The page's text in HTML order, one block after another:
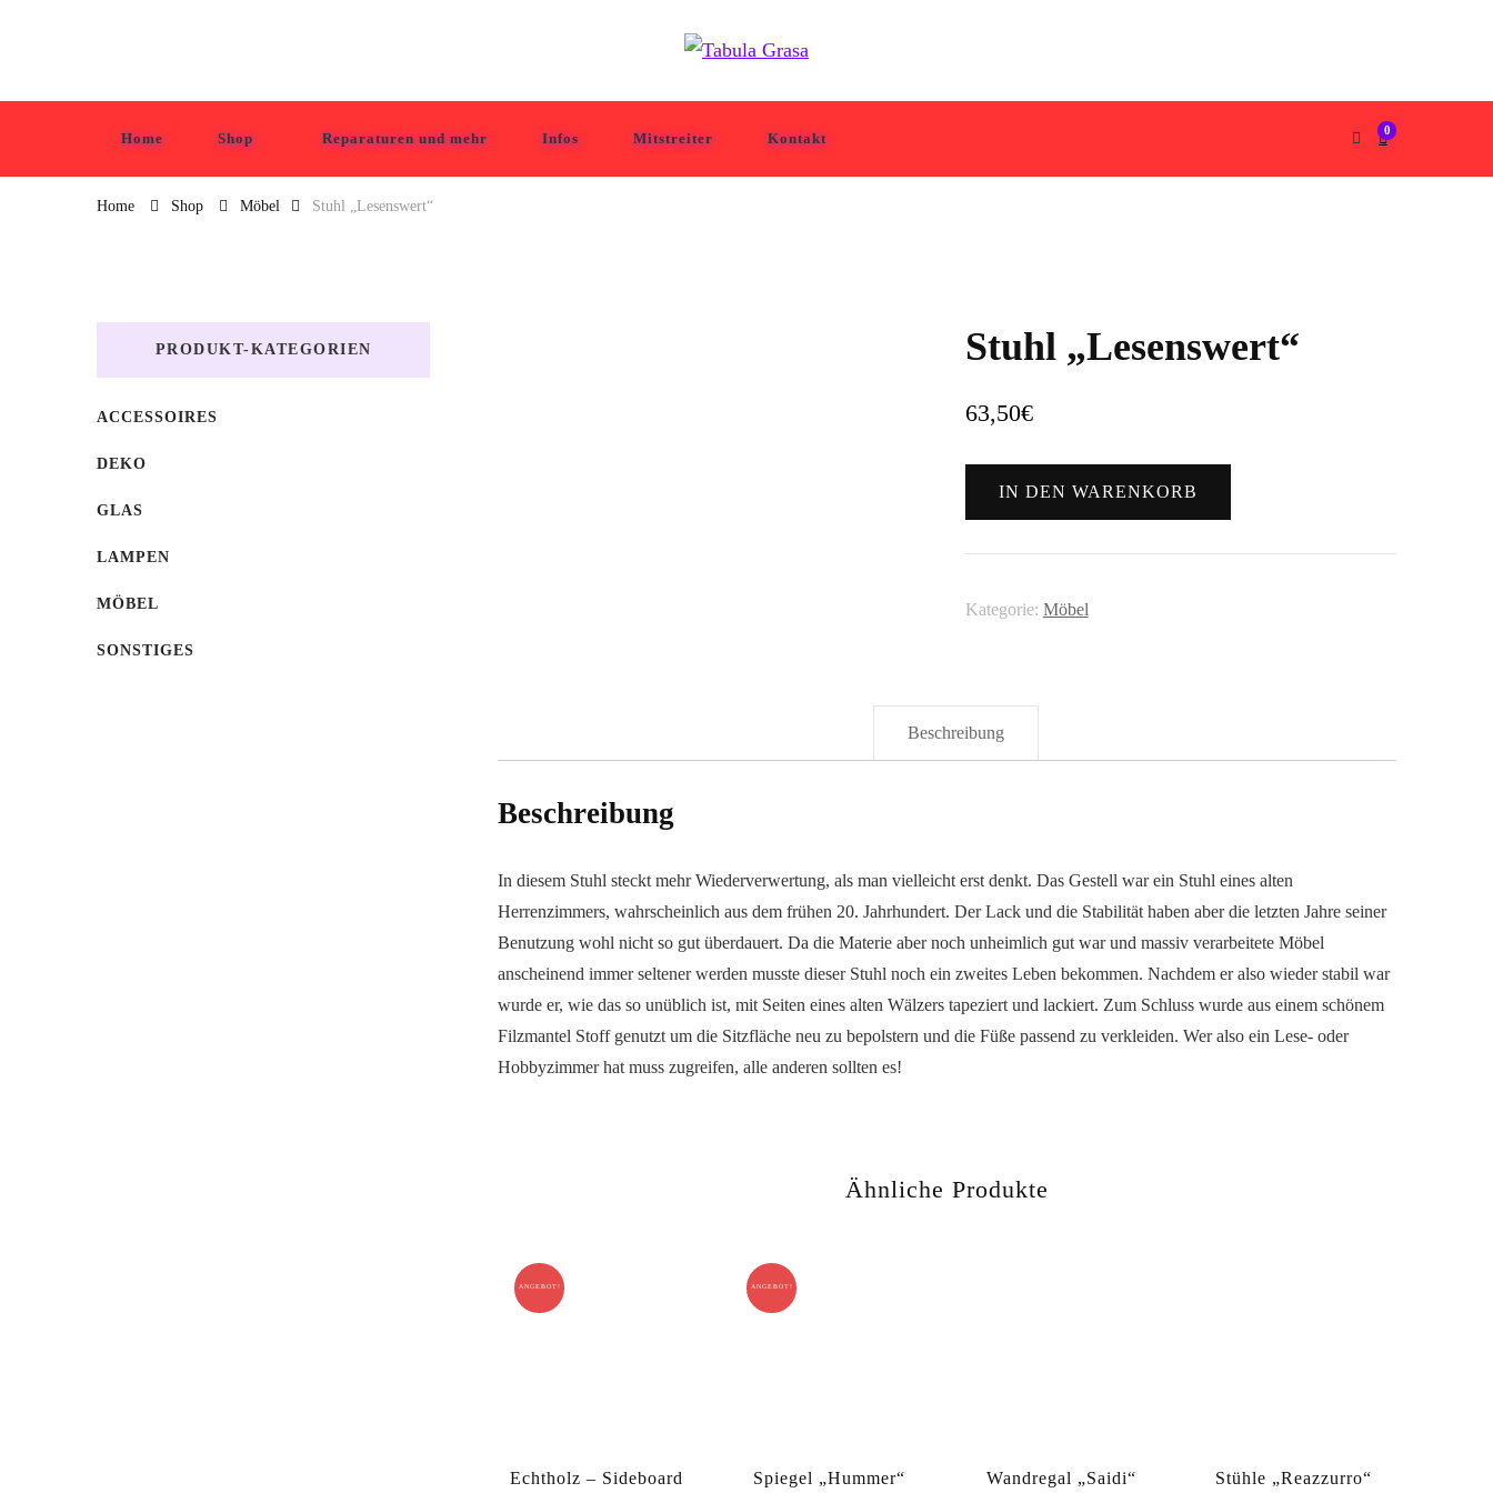
Tabula Grasa
Home Shop Reparaturen und mehr Infos Mitstreiter Kontakt 0
Home Shop Möbel Stuhl „Lesenswert“
Stuhl „Lesenswert“
63,50€
Stuhl
"Lesenswert"
IN DEN WARENKORB
Kategorie: Möbel
Beschreibung
Beschreibung
In diesem Stuhl steckt mehr Wiederverwertung, als man vielleicht erst denkt. Das Gestell war ein Stuhl eines alten
Herrenzimmers, wahrscheinlich aus dem frühen 20. Jahrhundert. Der Lack und die Stabilität haben aber die letzten Jahre seiner
Benutzung wohl nicht so gut überdauert. Da die Materie aber noch unheimlich gut war und massiv verarbeitete Möbel
anscheinend immer seltener werden musste dieser Stuhl noch ein zweites Leben bekommen. Nachdem er also wieder stabil war
wurde er, wie das so unüblich ist, mit Seiten eines alten Wälzers tapeziert und lackiert. Zum Schluss wurde aus einem schönem
Filzmantel Stoff genutzt um die Sitzfläche neu zu bepolstern und die Füße passend zu verkleiden. Wer also ein Lese- oder
Hobbyzimmer hat muss zugreifen, alle anderen sollten es!
Ähnliche Produkte
ANGEBOT!
Echtholz – Sideboard
ANGEBOT!
Spiegel „Hummer“
Wandregal „Saidi“
Stühle „Reazzurro“
PRODUKT-KATEGORIEN
ACCESSOIRES
DEKO
GLAS
LAMPEN
MÖBEL
SONSTIGES